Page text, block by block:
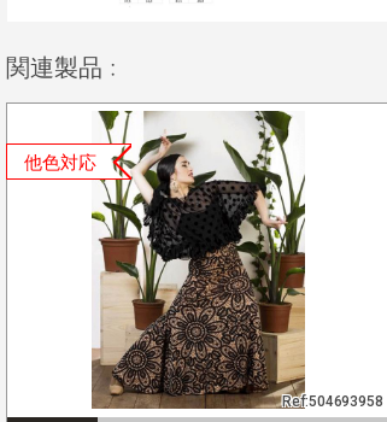
関連製品 :
他色対応
Ref:504693958